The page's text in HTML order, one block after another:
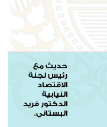
حديث مع
رئيس لجنة
الاقتصاد
النيابية
الدكتور فريد
البستاني.